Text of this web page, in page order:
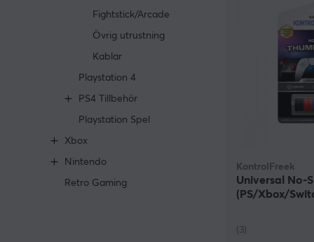
Fightstick/Arcade
Övrig utrustning
Kablar
Playstation 4
PS4 Tillbehör
Playstation Spel
Xbox
Nintendo
Retro Gaming
För det andra
blir mer
Köp dina
På
funktionella
Vi har tillbehör
priser är
högkvalitativ
KontrolFreek
Universal No-
(PS/Xbox/
(3)